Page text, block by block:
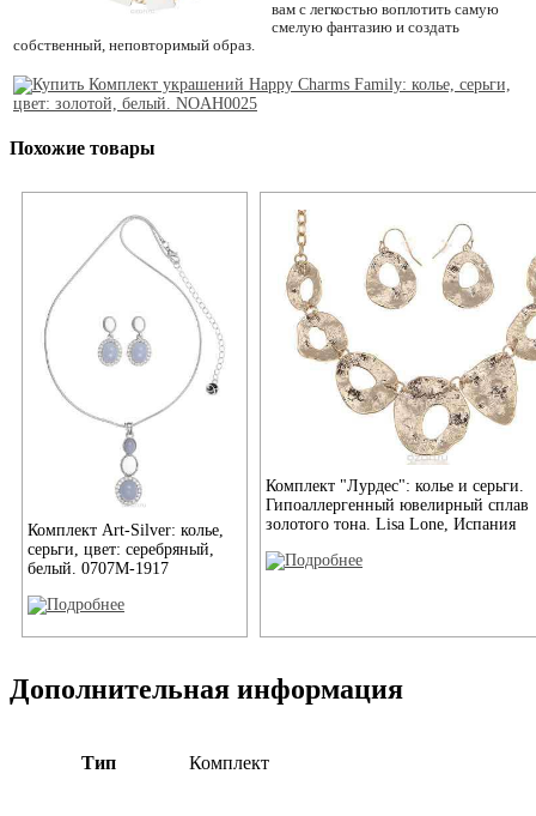
вам с легкостью воплотить самую
смелую фантазию и создать
собственный, неповторимый образ.
Похожие товары
Комплект Art-Silver: колье,
серьги, цвет: серебряный,
белый. 0707М-1917
Комплект "Лурдес": колье и серьги.
Гипоаллергенный ювелирный сплав
золотого тона. Lisa Lone, Испания
Дополнительная информация
Тип Комплект